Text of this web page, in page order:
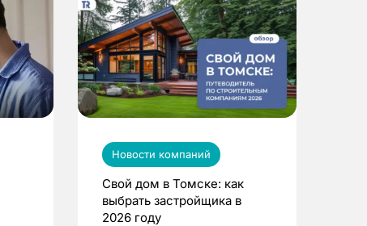
Новости компаний
Свой дом в Томске: как
выбрать застройщика в
2026 году